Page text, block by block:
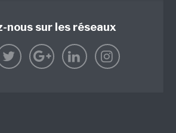
nous sur les réseaux